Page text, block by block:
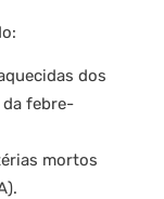
dos
da febre-
mortos